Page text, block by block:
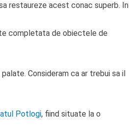
restaureze acest conac superb. In
completata de obiectele de
Consideram ca ar trebui sa il
Potlogi, fiind situate la o